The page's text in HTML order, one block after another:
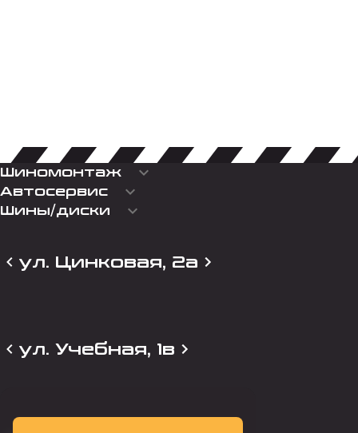
Шиномонтаж keyboard_arrow_down
Автосервис keyboard_arrow_down
Шины/диски keyboard_arrow_down
ул. Цинковая, 2а
ул. Учебная, 1в